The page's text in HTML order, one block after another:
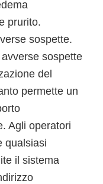
prurito.
sospette.
sospette
del
permette un
Agli operatori
qualsiasi
il sistema